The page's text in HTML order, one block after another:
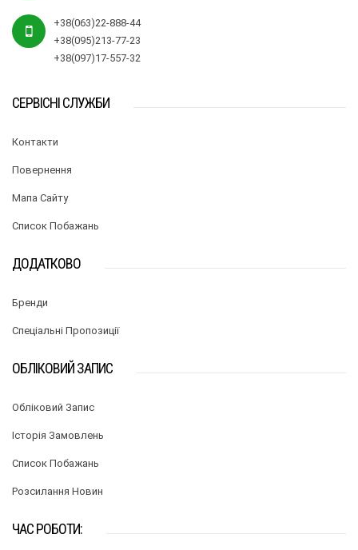
+38(063)22-888-44
+38(095)213-77-23
+38(097)17-557-32
СЕРВІСНІ СЛУЖБИ
Контакти
Повернення
Мапа Сайту
Список Побажань
ДОДАТКОВО
Бренди
Спеціальні Пропозиції
ОБЛІКОВИЙ ЗАПИС
Обліковий Запис
Історія Замовлень
Список Побажань
Розсилання Новин
ЧАС РОБОТИ: